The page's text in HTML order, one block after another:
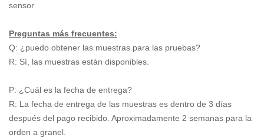
sensor
Preguntas más frecuentes:
Q: ¿puedo obtener las muestras para las pruebas?
R: Sí, las muestras están disponibles.
P: ¿Cuál es la fecha de entrega?
R: La fecha de entrega de las muestras es dentro de 3 días
después del pago recibido. Aproximadamente 2 semanas para la
orden a granel.